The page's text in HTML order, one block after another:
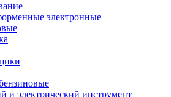
электронные